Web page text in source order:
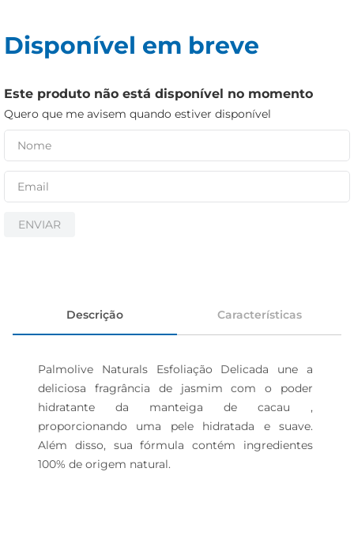
Disponível em breve
Este produto não está disponível no momento
Quero que me avisem quando estiver disponível
ENVIAR
Descrição Características
Palmolive Naturals Esfoliação Delicada une a
deliciosa fragrância de jasmim com o poder
hidratante da manteiga de cacau ,
proporcionando uma pele hidratada e suave.
Além disso, sua fórmula contém ingredientes
100% de origem natural.
iogurte
papel higiênico
cerveja